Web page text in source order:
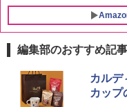
編集部のおすすめ記事
カルデ
カップ